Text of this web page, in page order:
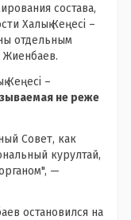
состава,
Халық Кеңесі –
отдельным
Жиенбаев.
Кеңесі –
не реже
Совет, как
курултай,
—
остановился на